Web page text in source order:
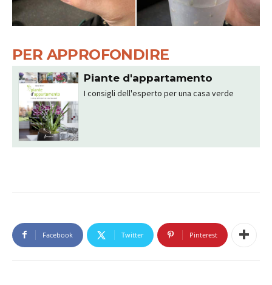
PER APPROFONDIRE
Piante d'appartamento
I consigli dell'esperto per una casa verde
Facebook Twitter Pinterest